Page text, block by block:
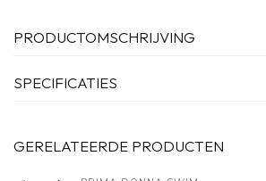
PRODUCTOMSCHRIJVING
SPECIFICATIES
GERELATEERDE PRODUCTEN